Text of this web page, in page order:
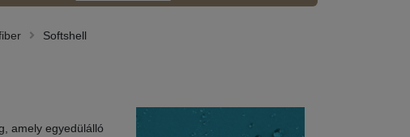
Softshell
amely egyedülálló